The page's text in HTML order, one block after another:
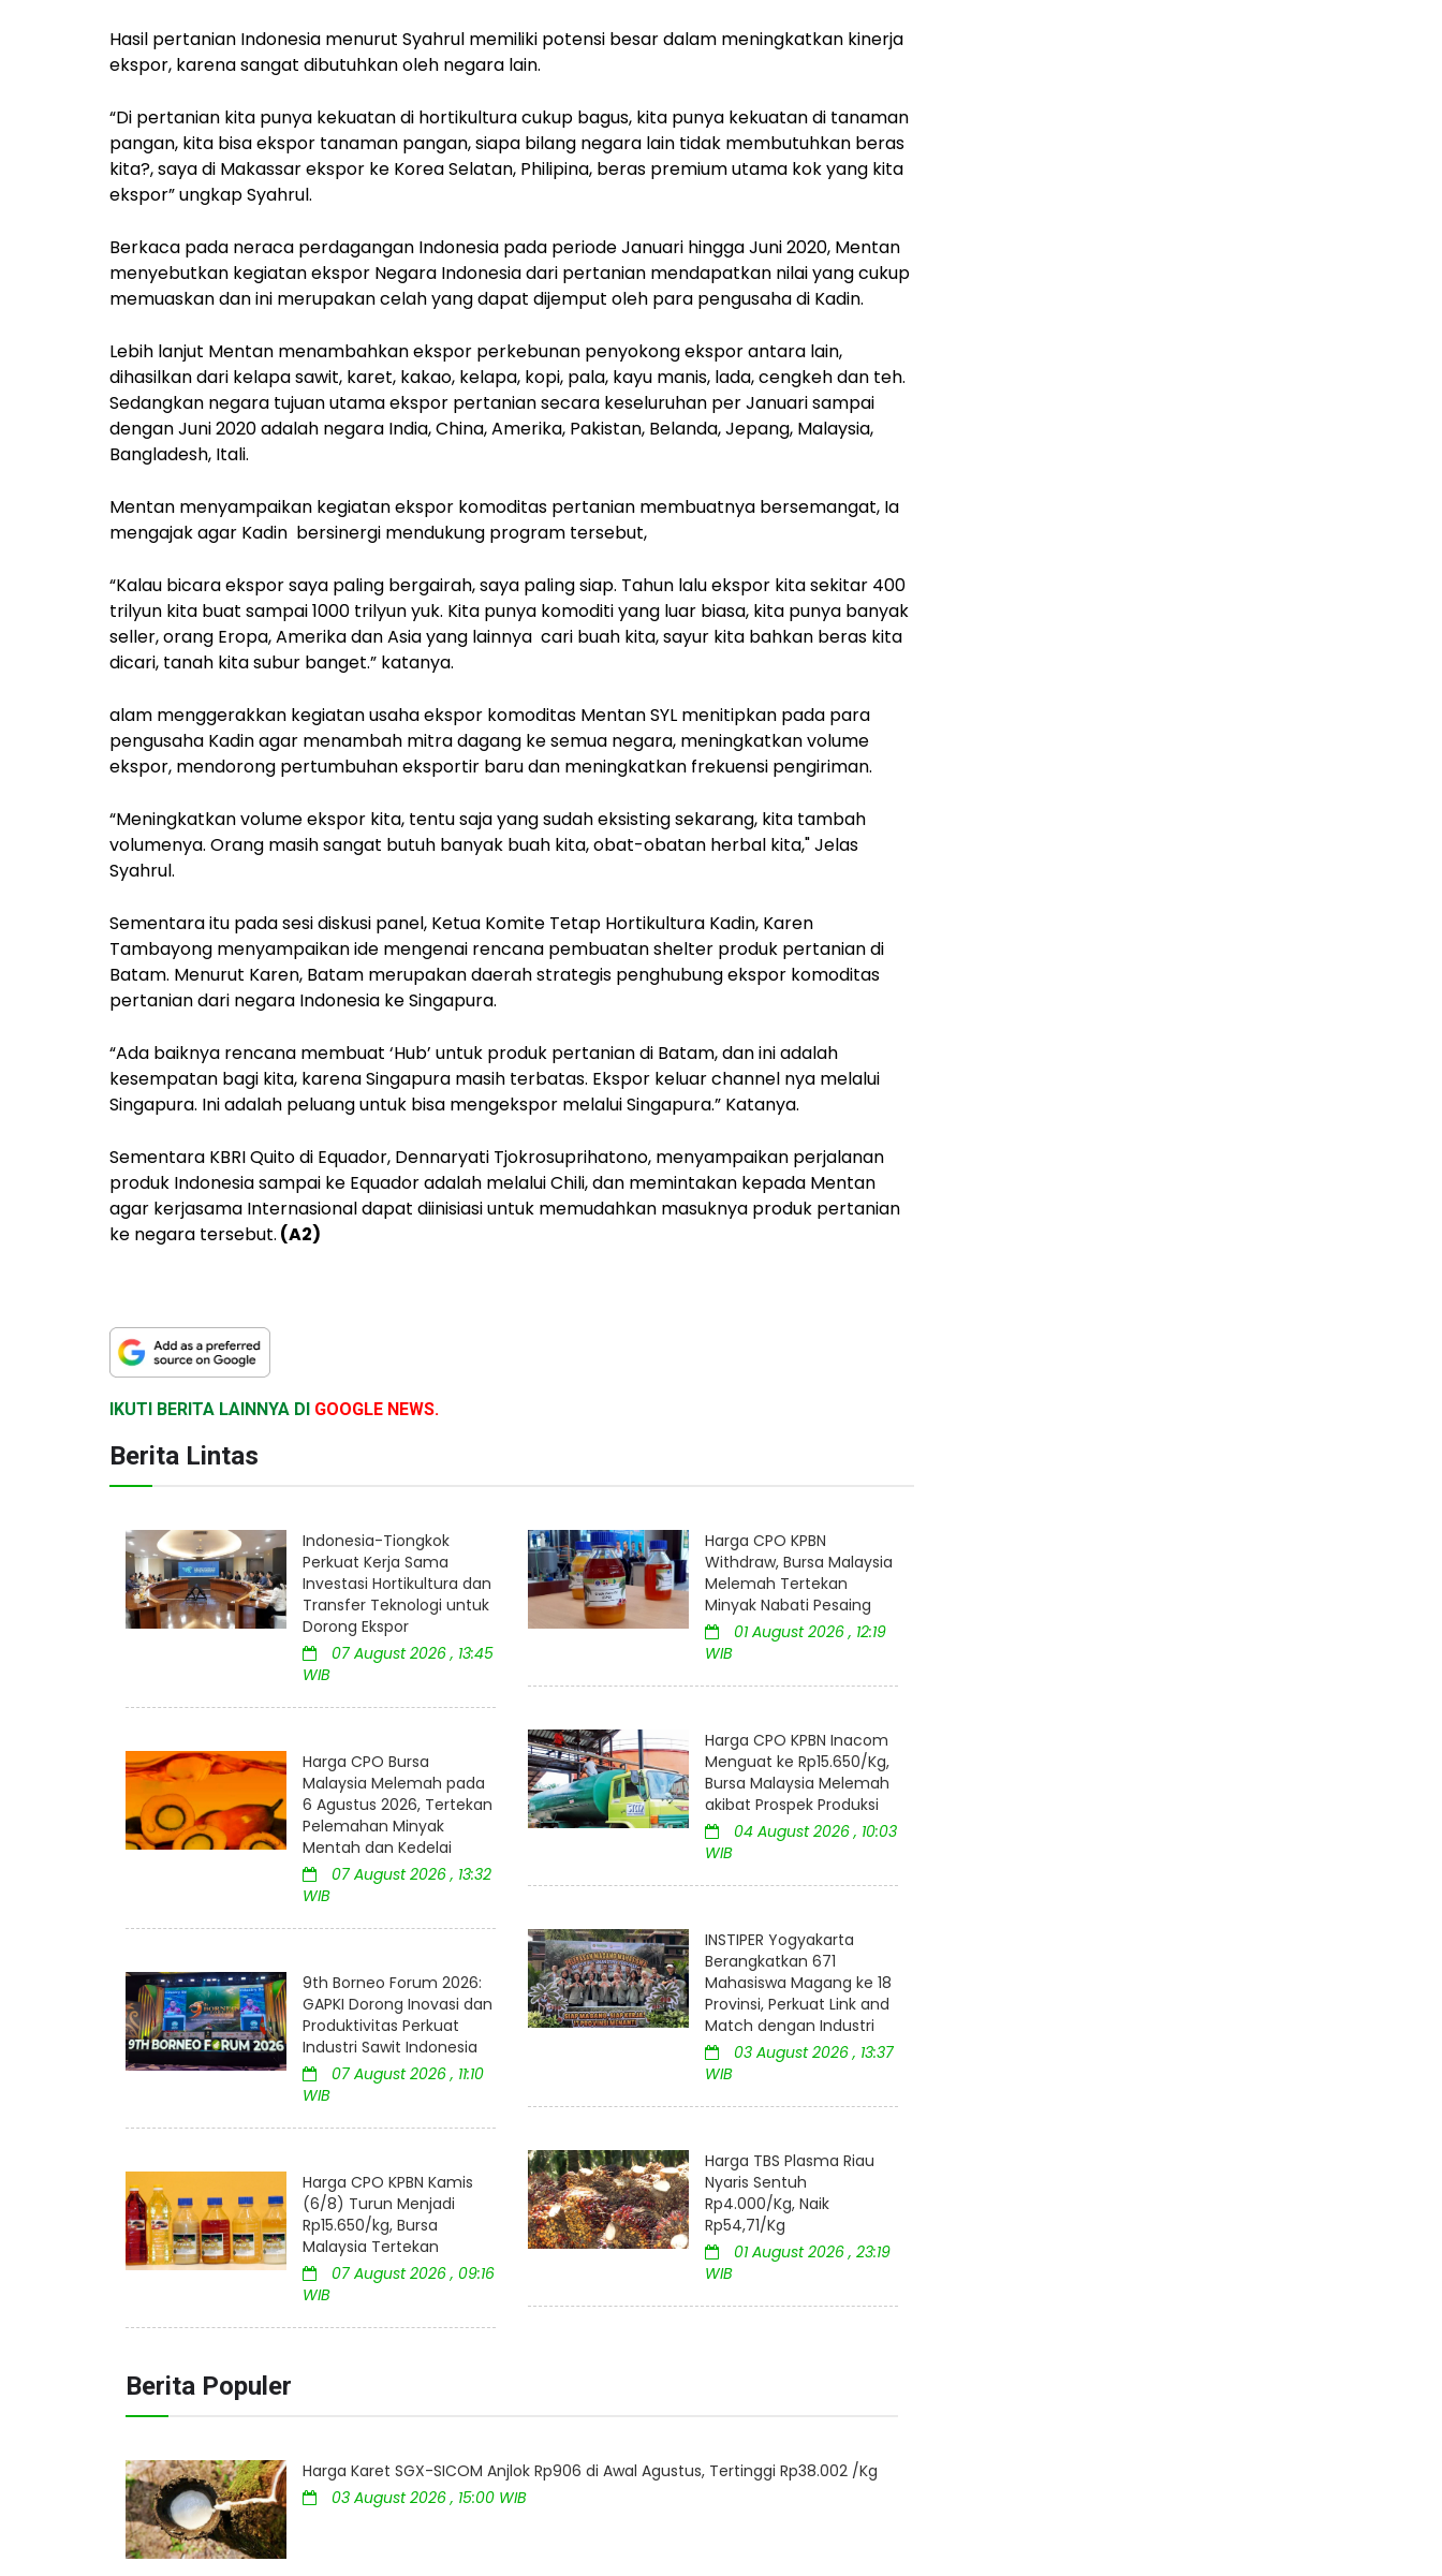
Hasil pertanian Indonesia menurut Syahrul memiliki potensi besar dalam meningkatkan kinerja
ekspor, karena sangat dibutuhkan oleh negara lain.
“Di pertanian kita punya kekuatan di hortikultura cukup bagus, kita punya kekuatan di tanaman
pangan, kita bisa ekspor tanaman pangan, siapa bilang negara lain tidak membutuhkan beras
kita?, saya di Makassar ekspor ke Korea Selatan, Philipina, beras premium utama kok yang kita
ekspor” ungkap Syahrul.
Berkaca pada neraca perdagangan Indonesia pada periode Januari hingga Juni 2020, Mentan
menyebutkan kegiatan ekspor Negara Indonesia dari pertanian mendapatkan nilai yang cukup
memuaskan dan ini merupakan celah yang dapat dijemput oleh para pengusaha di Kadin.
Lebih lanjut Mentan menambahkan ekspor perkebunan penyokong ekspor antara lain,
dihasilkan dari kelapa sawit, karet, kakao, kelapa, kopi, pala, kayu manis, lada, cengkeh dan teh.
Sedangkan negara tujuan utama ekspor pertanian secara keseluruhan per Januari sampai
dengan Juni 2020 adalah negara India, China, Amerika, Pakistan, Belanda, Jepang, Malaysia,
Bangladesh, Itali.
Mentan menyampaikan kegiatan ekspor komoditas pertanian membuatnya bersemangat, Ia
mengajak agar Kadin bersinergi mendukung program tersebut,
“Kalau bicara ekspor saya paling bergairah, saya paling siap. Tahun lalu ekspor kita sekitar 400
trilyun kita buat sampai 1000 trilyun yuk. Kita punya komoditi yang luar biasa, kita punya banyak
seller, orang Eropa, Amerika dan Asia yang lainnya cari buah kita, sayur kita bahkan beras kita
dicari, tanah kita subur banget.” katanya.
alam menggerakkan kegiatan usaha ekspor komoditas Mentan SYL menitipkan pada para
pengusaha Kadin agar menambah mitra dagang ke semua negara, meningkatkan volume
ekspor, mendorong pertumbuhan eksportir baru dan meningkatkan frekuensi pengiriman.
“Meningkatkan volume ekspor kita, tentu saja yang sudah eksisting sekarang, kita tambah
volumenya. Orang masih sangat butuh banyak buah kita, obat-obatan herbal kita," Jelas
Syahrul.
Sementara itu pada sesi diskusi panel, Ketua Komite Tetap Hortikultura Kadin, Karen
Tambayong menyampaikan ide mengenai rencana pembuatan shelter produk pertanian di
Batam. Menurut Karen, Batam merupakan daerah strategis penghubung ekspor komoditas
pertanian dari negara Indonesia ke Singapura.
“Ada baiknya rencana membuat ‘Hub’ untuk produk pertanian di Batam, dan ini adalah
kesempatan bagi kita, karena Singapura masih terbatas. Ekspor keluar channel nya melalui
Singapura. Ini adalah peluang untuk bisa mengekspor melalui Singapura.” Katanya.
Sementara KBRI Quito di Equador, Dennaryati Tjokrosuprihatono, menyampaikan perjalanan
produk Indonesia sampai ke Equador adalah melalui Chili, dan memintakan kepada Mentan
agar kerjasama Internasional dapat diinisiasi untuk memudahkan masuknya produk pertanian
ke negara tersebut. (A2)
IKUTI BERITA LAINNYA DI GOOGLE NEWS.
Berita Lintas
Indonesia-Tiongkok
Perkuat Kerja Sama
Investasi Hortikultura dan
Transfer Teknologi untuk
Dorong Ekspor
07 August 2026 , 13:45
WIB
Harga CPO Bursa
Malaysia Melemah pada
6 Agustus 2026, Tertekan
Pelemahan Minyak
Mentah dan Kedelai
07 August 2026 , 13:32
WIB
9th Borneo Forum 2026:
GAPKI Dorong Inovasi dan
Produktivitas Perkuat
Industri Sawit Indonesia
07 August 2026 , 11:10
WIB
Harga CPO KPBN Kamis
(6/8) Turun Menjadi
Rp15.650/kg, Bursa
Malaysia Tertekan
07 August 2026 , 09:16
WIB
Harga CPO KPBN
Withdraw, Bursa Malaysia
Melemah Tertekan
Minyak Nabati Pesaing
01 August 2026 , 12:19
WIB
Harga CPO KPBN Inacom
Menguat ke Rp15.650/Kg,
Bursa Malaysia Melemah
akibat Prospek Produksi
04 August 2026 , 10:03
WIB
INSTIPER Yogyakarta
Berangkatkan 671
Mahasiswa Magang ke 18
Provinsi, Perkuat Link and
Match dengan Industri
03 August 2026 , 13:37
WIB
Harga TBS Plasma Riau
Nyaris Sentuh
Rp4.000/Kg, Naik
Rp54,71/Kg
01 August 2026 , 23:19
WIB
Berita Populer
Harga Karet SGX-SICOM Anjlok Rp906 di Awal Agustus, Tertinggi Rp38.002 /Kg
03 August 2026 , 15:00 WIB